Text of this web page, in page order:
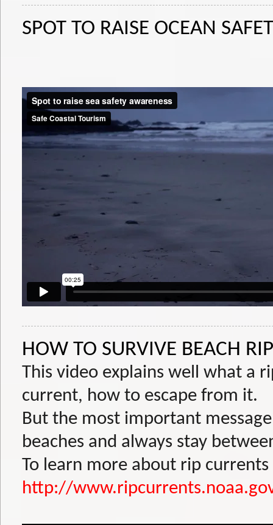
SPOT TO RAISE OCEAN
HOW TO SURVIVE BEACH
This video explains well what a
current, how to escape from it.
But the most important
beaches and always stay
To learn more about rip
http://